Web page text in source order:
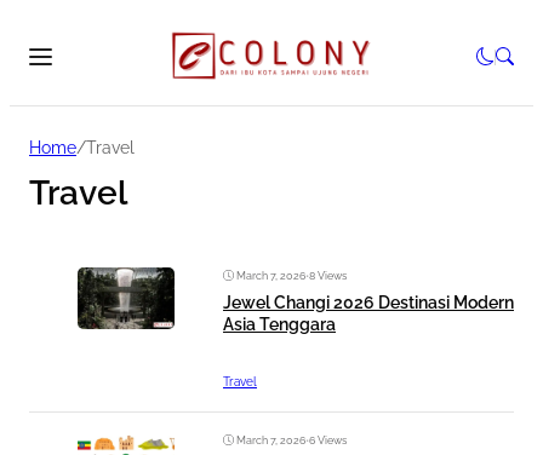
Home/Travel
Travel
March 7, 2026•8 Views
Jewel Changi 2026 Destinasi Modern
Asia Tenggara
Travel
March 7, 2026•6 Views